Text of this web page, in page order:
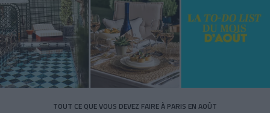
TOUT CE QUE VOUS DEVEZ FAIRE À PARIS EN AOÛT